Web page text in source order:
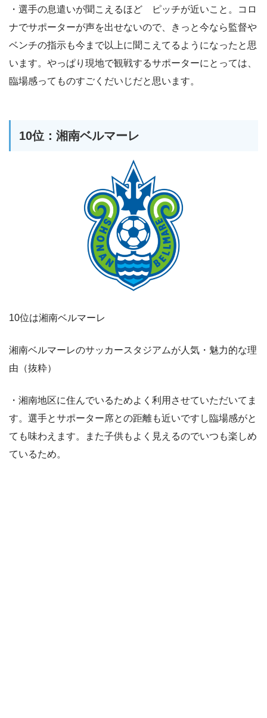
・選手の息遣いが聞こえるほど ピッチが近いこと。コロ
ナでサポーターが声を出せないので、きっと今なら監督や
ベンチの指示も今まで以上に聞こえてるようになったと思
います。やっぱり現地で観戦するサポーターにとっては、
臨場感ってものすごくだいじだと思います。
10位：湘南ベルマーレ
10位は湘南ベルマーレ
湘南ベルマーレのサッカースタジアムが人気・魅力的な理
由（抜粋）
・湘南地区に住んでいるためよく利用させていただいてま
す。選手とサポーター席との距離も近いですし臨場感がと
ても味わえます。また子供もよく見えるのでいつも楽しめ
ているため。